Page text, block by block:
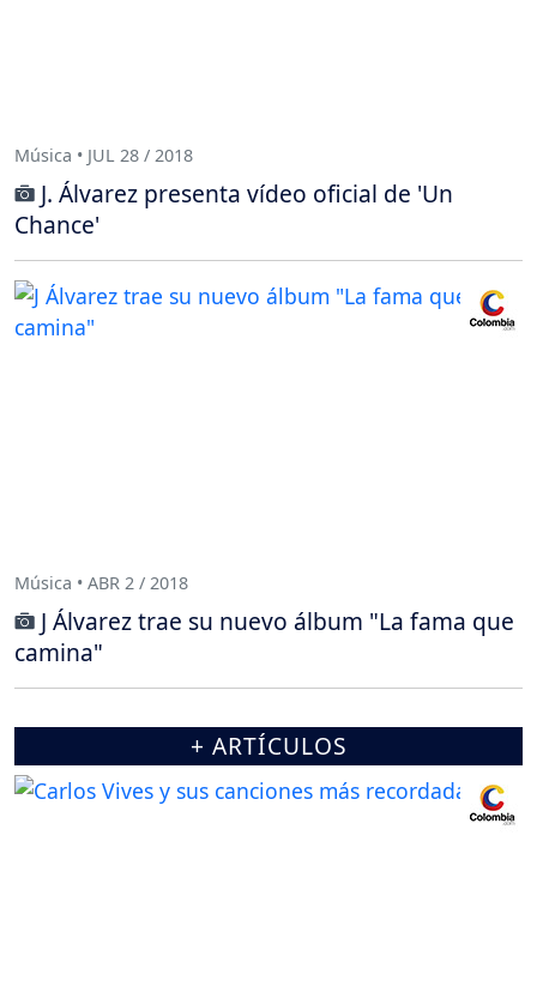
Música • JUL 28 / 2018
J. Álvarez presenta vídeo oficial de 'Un
Chance'
Música • ABR 2 / 2018
J Álvarez trae su nuevo álbum "La fama que
camina"
+ ARTÍCULOS